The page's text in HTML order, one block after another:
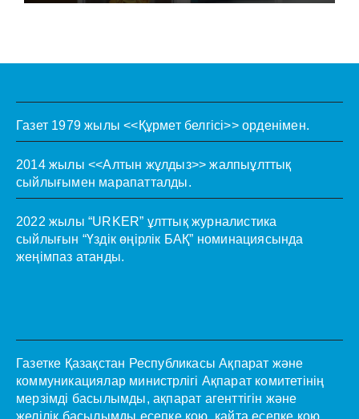
Газет 1979 жылы <<Құрмет белгісі>> орденімен.
2014 жылы <<Алтын жұлдыз>> жалпыұлттық
сыйлығымен марапатталды.
2022 жылы “URKER” ұлттық журналистика
сыйлығын “Үздік өңірлік БАҚ” номинациясында
жеңімпаз атанды.
Газетке Қазақстан Республикасы Ақпарат және
коммуникациялар министрлігі Ақпарат комитетінің
мерзімді басылымды, ақпарат агенттігін және
желілік басылымды есепке қою, қайта есепке қою,